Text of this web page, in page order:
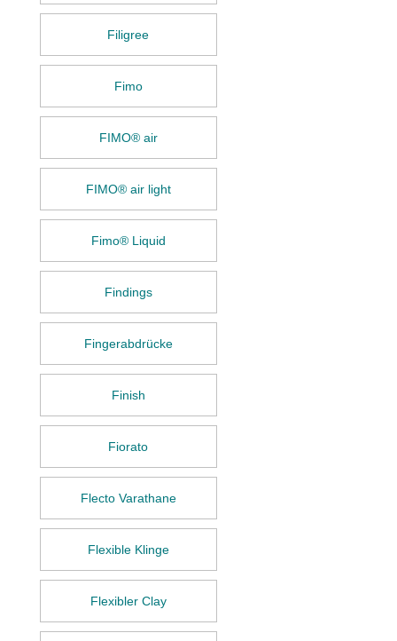
Filigree
Fimo
FIMO® air
FIMO® air light
Fimo® Liquid
Findings
Fingerabdrücke
Finish
Fiorato
Flecto Varathane
Flexible Klinge
Flexibler Clay